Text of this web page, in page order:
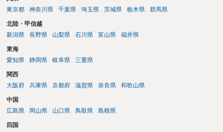
東京都
神奈川県 千葉県 埼玉県 茨城県 栃木県 群馬県
北陸・甲信越
新潟県
長野県 山梨県 石川県 富山県 福井県
東海
愛知県
静岡県 岐阜県 三重県
関西
大阪府
兵庫県 京都府 滋賀県 奈良県 和歌山県
中国
広島県
岡山県 山口県 鳥取県 島根県
四国